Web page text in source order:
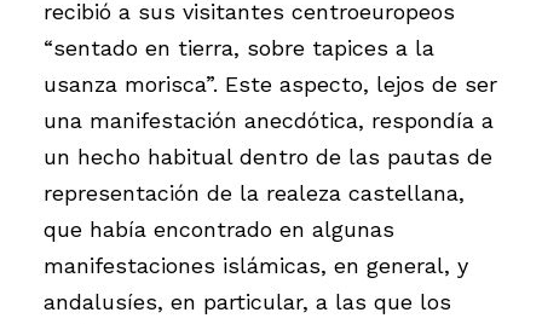
recibió a sus visitantes centroeuropeos
“sentado en tierra, sobre tapices a la
usanza morisca”. Este aspecto, lejos de ser
una manifestación anecdótica, respondía a
un hecho habitual dentro de las pautas de
representación de la realeza castellana,
que había encontrado en algunas
manifestaciones islámicas, en general, y
andalusíes, en particular, a las que los